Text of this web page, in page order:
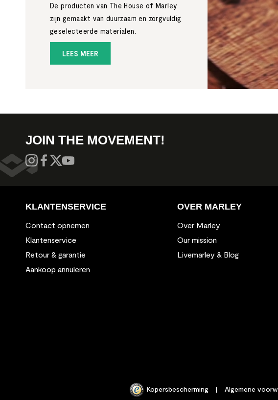
De producten van The House of Marley
zijn gemaakt van duurzaam en zorgvuldig
geselecteerde materialen.
LEES MEER
JOIN THE MOVEMENT!
KLANTENSERVICE
Contact opnemen
Klantenservice
Retour & garantie
Aankoop annuleren
OVER MARLEY
Over Marley
Our mission
Livemarley & Blog
Kopersbescherming | Algemene